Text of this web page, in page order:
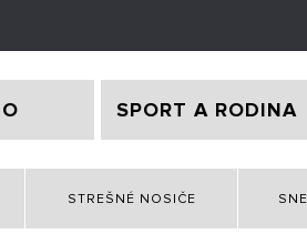
SPORT A RODINA
STREŠNÉ NOSIČE